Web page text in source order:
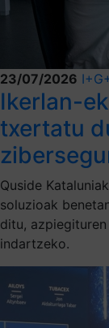
23/07/2026
Ikerlan-
txertatu
Quside
soluzioak
ditu,
indartzeko.